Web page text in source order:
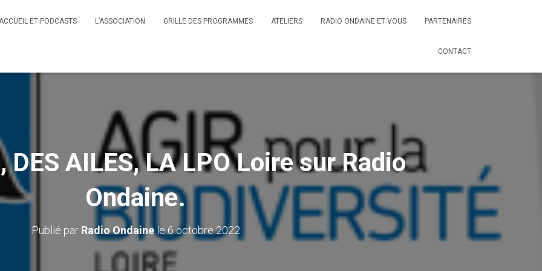
ET PODCASTS L’ASSOCIATION GRILLE DES PROGRAMMES ATELIERS RADIO ONDAINE ET VOUS PARTENAIRES
CONTACT
DES AILES, LA LPO Loire sur Radio
Ondaine.
Publié par Radio Ondainele6 octobre 2022